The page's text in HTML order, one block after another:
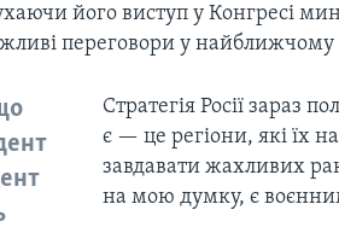
його виступ у Конгресі
переговори у найближчому
Стратегія Росії зараз
є — це регіони, які їх
завдавати жахливих
на мою думку, є